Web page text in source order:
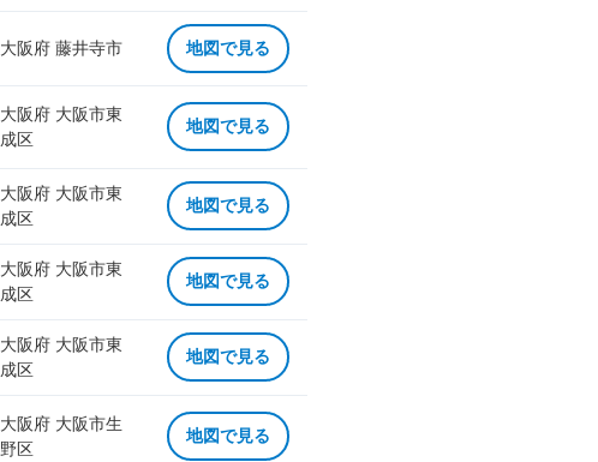
大阪府 藤井寺市 地図で見る
大阪府 大阪市東
成区
地図で見る
大阪府 大阪市東
成区
地図で見る
大阪府 大阪市東
成区
地図で見る
大阪府 大阪市東
成区
地図で見る
大阪府 大阪市生
野区
地図で見る